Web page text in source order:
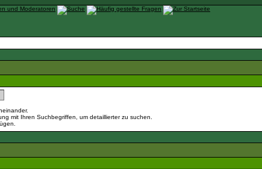
mit Ihren Suchbegriffen, um detaillierter zu suchen.